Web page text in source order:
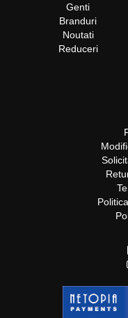
Genti
Branduri
Noutati
Reduceri